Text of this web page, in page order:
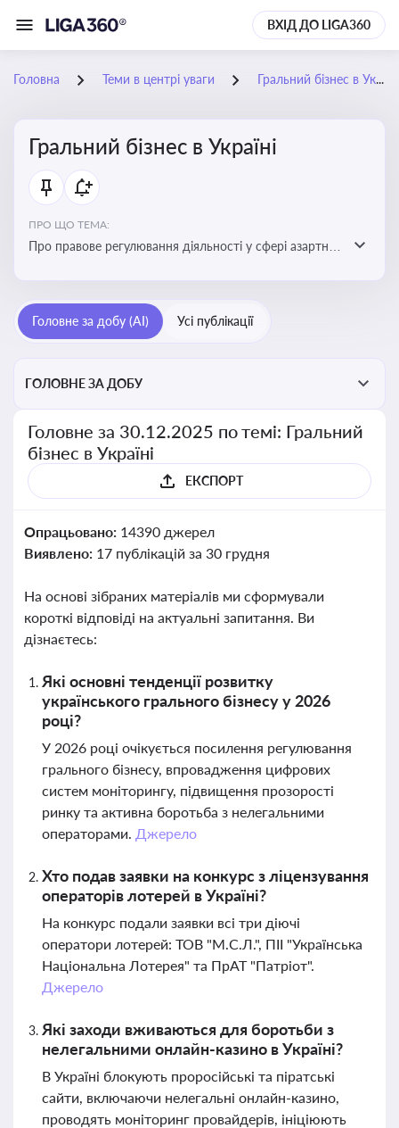
ВХІД ДО LIGA360
Головна Теми в центрі уваги Гральний бізнес в Україні
Гральний бізнес в Україні
ПРО ЩО ТЕМА:
Про правове регулювання діяльності у сфері азартних
реальні кейси
Головне за добу (AI) Усі публікації
ГОЛОВНЕ ЗА ДОБУ
Головне за 30.12.2025 по темі: Гральний
бізнес в Україні
ЕКСПОРТ
Опрацьовано: 14390 джерел
Виявлено: 17 публікацій за 30 грудня
На основі зібраних матеріалів ми сформували
короткі відповіді на актуальні запитання. Ви
дізнаєтесь:
Які основні тенденції розвитку
українського грального бізнесу у 2026
році?
У 2026 році очікується посилення регулювання
грального бізнесу, впровадження цифрових
систем моніторингу, підвищення прозорості
ринку та активна боротьба з нелегальними
операторами. Джерело
Хто подав заявки на конкурс з ліцензування
операторів лотерей в Україні?
На конкурс подали заявки всі три діючі
оператори лотерей: ТОВ "М.С.Л.", ПІІ "Українська
Національна Лотерея" та ПрАТ "Патріот".
Джерело
Які заходи вживаються для боротьби з
нелегальними онлайн-казино в Україні?
В Україні блокують проросійські та піратські
сайти, включаючи нелегальні онлайн-казино,
проводять моніторинг провайдерів, ініціюють